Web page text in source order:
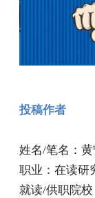
投稿作者
姓名/笔名：
职业：在读研
就读/供职院